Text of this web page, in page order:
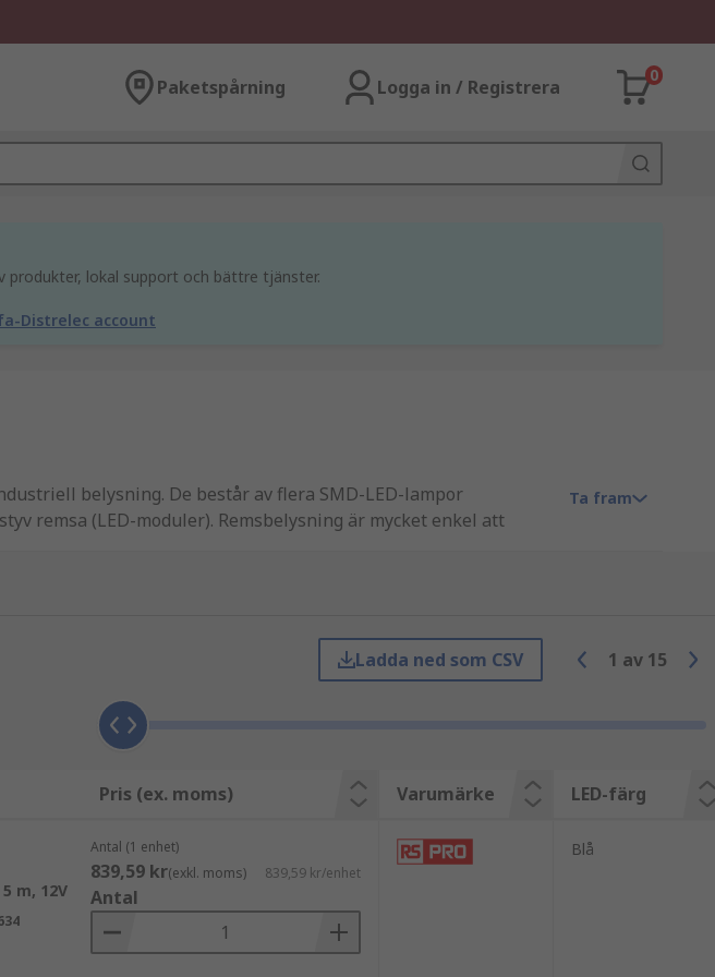
Paketspårning Logga in / Registrera
0
produkter, lokal support och bättre tjänster.
Distrelec account
belysning. De består av flera SMD-LED-lampor
remsa (LED-moduler). Remsbelysning är mycket enkel att
belysning eftersom du kan få olika färgtemperaturer, till exempel
är idealiska för hemmet. Färgade LED-remsor finns också
Ta fram
Ladda ned som CSV 1 av 15
Pris (ex. moms) Varumärke LED-färg
m, 12V
Antal (1 enhet)
839,59 kr(exkl. moms) 839,59 kr/enhet
Antal
Blå